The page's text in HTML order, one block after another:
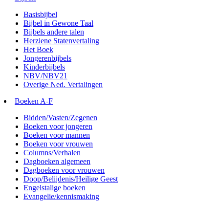
Basisbijbel
Bijbel in Gewone Taal
Bijbels andere talen
Herziene Statenvertaling
Het Boek
Jongerenbijbels
Kinderbijbels
NBV/NBV21
Overige Ned. Vertalingen
Boeken A-F
Bidden/Vasten/Zegenen
Boeken voor jongeren
Boeken voor mannen
Boeken voor vrouwen
Columns/Verhalen
Dagboeken algemeen
Dagboeken voor vrouwen
Doop/Belijdenis/Heilige Geest
Engelstalige boeken
Evangelie/kennismaking